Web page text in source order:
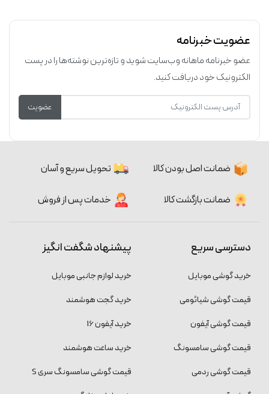
عضویت خبرنامه
عضو خبرنامه ماهانه وب‌سایت شوید و تازه‌ترین نوشته‌ها را در پست
الکترونیک خود دریافت کنید.
عضویت
ضمانت اصل بودن کالا تحویل سریع و آسان
ضمانت بازگشت کالا خدمات پس از فروش
دسترسی سریع
خرید گوشی موبایل
قیمت گوشی شیائومی
قیمت گوشی آیفون
قیمت گوشی سامسونگ
قیمت گوشی ردمی
پیشنهاد شگفت انگیز
خرید لوازم جانبی موبایل
خرید گجت هوشمند
خرید آیفون 16
خرید ساعت هوشمند
قیمت گوشی سامسونگ سری S